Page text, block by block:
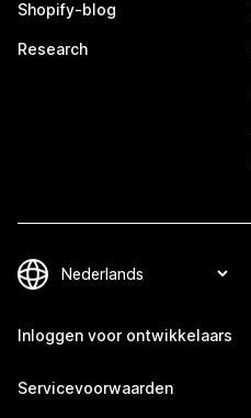
Shopify-blog
Research
Inloggen voor ontwikkelaars
Servicevoorwaarden